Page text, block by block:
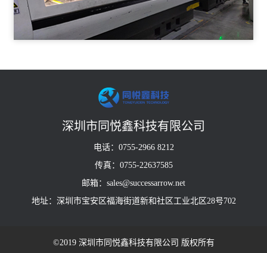
深圳市同悦鑫科技有限公司
电话：0755-2966 8212
传真：0755-22637585
邮箱：sales@successarrow.net
地址：深圳市宝安区福海街道新和社区工业北区28号702
©2019 深圳市同悦鑫科技有限公司 版权所有